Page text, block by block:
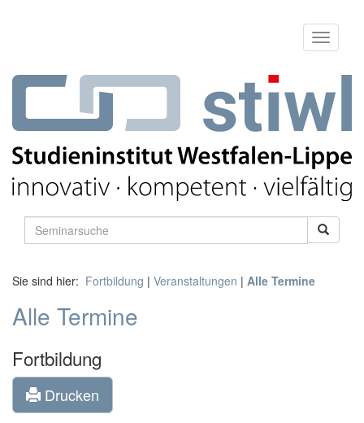
Sie sind hier: Fortbildung | Veranstaltungen | Alle Termine
Alle Termine
Fortbildung
Drucken